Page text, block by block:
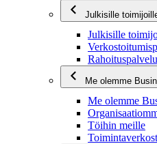
Julkisille
Julkisille
Me olemme
Me olemme
Töihin meille